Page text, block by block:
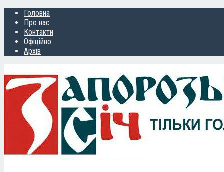
Головна
Про нас
Контакти
Офіційно
Архів